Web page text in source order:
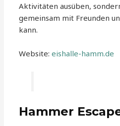
Aktivitäten ausüben,
gemeinsam mit Freunden
kann.
Website:eishalle-hamm.de
Hammer